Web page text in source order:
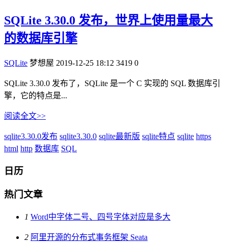
SQLite 3.30.0 发布，世界上使用量最大
的数据库引擎
SQLite 梦想屋 2019-12-25 18:12 3419 0
SQLite 3.30.0 发布了，SQLite 是一个 C 实现的 SQL 数据库引
擎，它的特点是...
阅读全文>>
sqlite3.30.0发布 sqlite3.30.0 sqlite最新版 sqlite特点 sqlite https
html http 数据库 SQL
日历
热门文章
1 Word中字体二号、四号字体对应是多大
2 阿里开源的分布式事务框架 Seata